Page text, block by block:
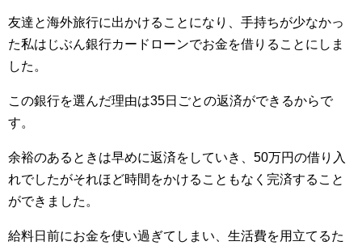
友達と海外旅行に出かけることになり、手持ちが少なかっ
た私はじぶん銀行カードローンでお金を借りることにしま
した。
この銀行を選んだ理由は35日ごとの返済ができるからで
す。
余裕のあるときは早めに返済をしていき、50万円の借り入
れでしたがそれほど時間をかけることもなく完済すること
ができました。
給料日前にお金を使い過ぎてしまい、生活費を用立てるた